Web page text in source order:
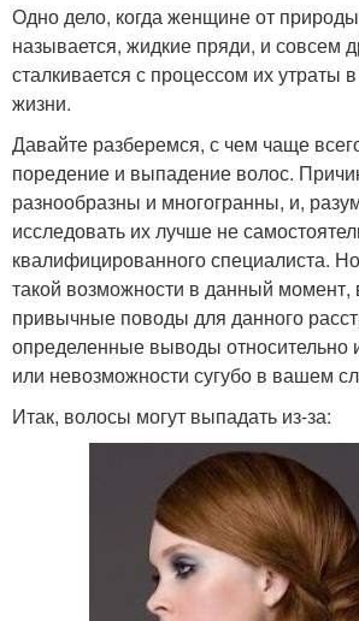
Одно дело, когда женщине от
называется, жидкие пряди, и совсем
сталкивается с процессом их утраты
жизни.
Давайте разберемся, с чем чаще
поредение и выпадение волос.
разнообразны и многогранны, и,
исследовать их лучше не
квалифицированного специалиста.
такой возможности в данный момент,
привычные поводы для данного
определенные выводы относительно
или невозможности сугубо в вашем
Итак, волосы могут выпадать из-за: